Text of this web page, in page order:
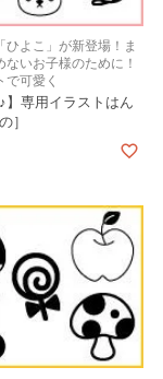
ひよこ」が新登場！ま
ないお子様のために！
で可愛く
♪】専用イラストはん
］